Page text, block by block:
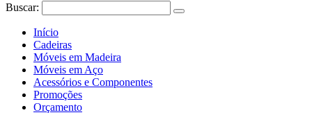
Buscar:
Início
Cadeiras
Móveis em Madeira
Móveis em Aço
Acessórios e Componentes
Promoções
Orçamento